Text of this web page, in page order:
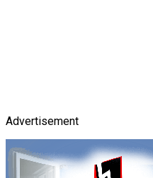
Advertisement